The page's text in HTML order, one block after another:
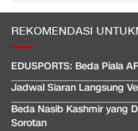
REKOMENDASI
EDUSPORTS: Beda Piala
Jadwal Siaran Langsung
Beda Nasib Kashmir yang
Sorotan